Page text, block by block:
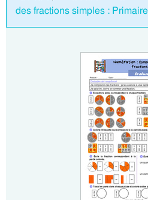
des fractions simples :